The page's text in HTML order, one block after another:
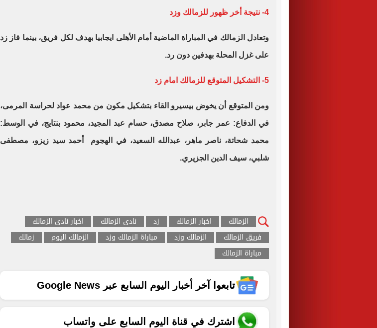
4- نتيجة أخر ظهور للزمالك وزد
وتعادل الزمالك في المباراة الماضية أمام الأهلى ايجابيا بهدف لكل فريق، بينما فاز زد
على غزل المحلة بهدفين دون رد.
5- التشكيل المتوقع للزمالك امام زد
ومن المتوقع أن يخوض بيسيرو القاء بتشكيل مكون من محمد عواد لحراسة المرمى،
في الدفاع: عمر جابر، صلاح مصدق، حسام عبد المجيد، محمود بنتايج، في الوسط:
محمد شحاتة، ناصر ماهر، عبدالله السعيد، في الهجوم أحمد سيد زيزو، مصطفى
شلبي، سيف الدين الجزيري.
الزمالك اخبار الزمالك زد نادى الزمالك
اخبار نادى الزمالك
فريق الزمالك
الزمالك وزد مباراة الزمالك وزد الزمالك اليوم
زمالك
مباراة الزمالك
تابعوا آخر أخبار اليوم السابع عبر Google News
اشترك في قناة اليوم السابع على واتساب